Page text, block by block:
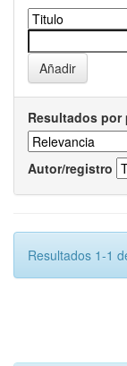
Resultados por
Autor/registro
Resultados 1-1